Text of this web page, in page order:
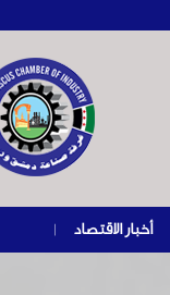
أخبار الاقتصاد |